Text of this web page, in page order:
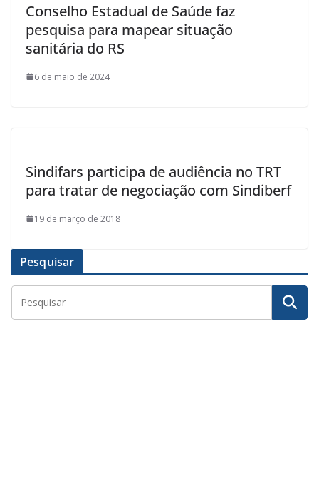
Conselho Estadual de Saúde faz
pesquisa para mapear situação
sanitária do RS
6 de maio de 2024
Sindifars participa de audiência no TRT
para tratar de negociação com Sindiberf
19 de março de 2018
Pesquisar